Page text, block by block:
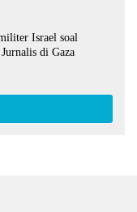
Israel soal
di Gaza